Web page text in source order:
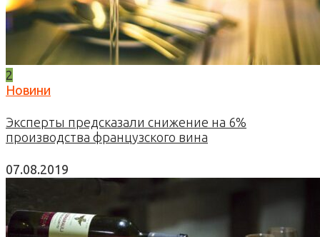
2
Новини
Эксперты предсказали снижение на 6%
производства французского вина
07.08.2019